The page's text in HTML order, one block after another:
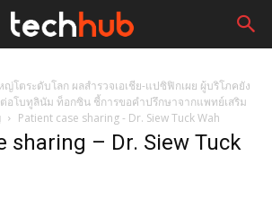
โตระดับโลก ผลสำรวจเอเชีย-แปซิฟิกเผย ผู้บริโภคยัง
อโบทูลินัม ท็อกซิน ชี้การขอคำปรึกษาจากแพทย์เสริม
Patient case sharing - Dr. Siew Tuck Wah
sharing – Dr. Siew Tuck